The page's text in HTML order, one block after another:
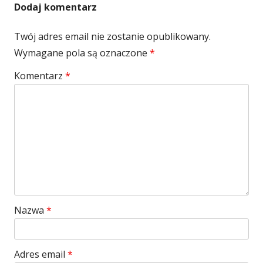
Dodaj komentarz
Twój adres email nie zostanie opublikowany.
Wymagane pola są oznaczone *
Komentarz *
Nazwa *
Adres email *